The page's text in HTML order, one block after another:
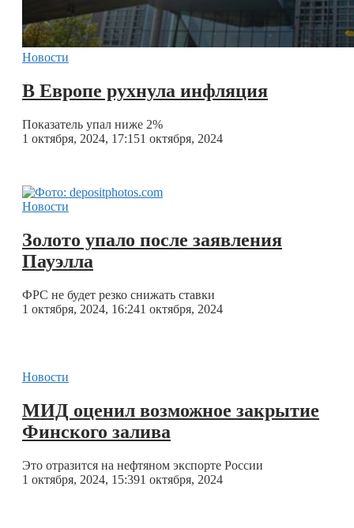
Новости
В Европе рухнула инфляция
Показатель упал ниже 2%
1 октября, 2024, 17:151 октября, 2024
Новости
Золото упало после заявления
Пауэлла
ФРС не будет резко снижать ставки
1 октября, 2024, 16:241 октября, 2024
Новости
МИД оценил возможное закрытие
Финского залива
Это отразится на нефтяном экспорте России
1 октября, 2024, 15:391 октября, 2024